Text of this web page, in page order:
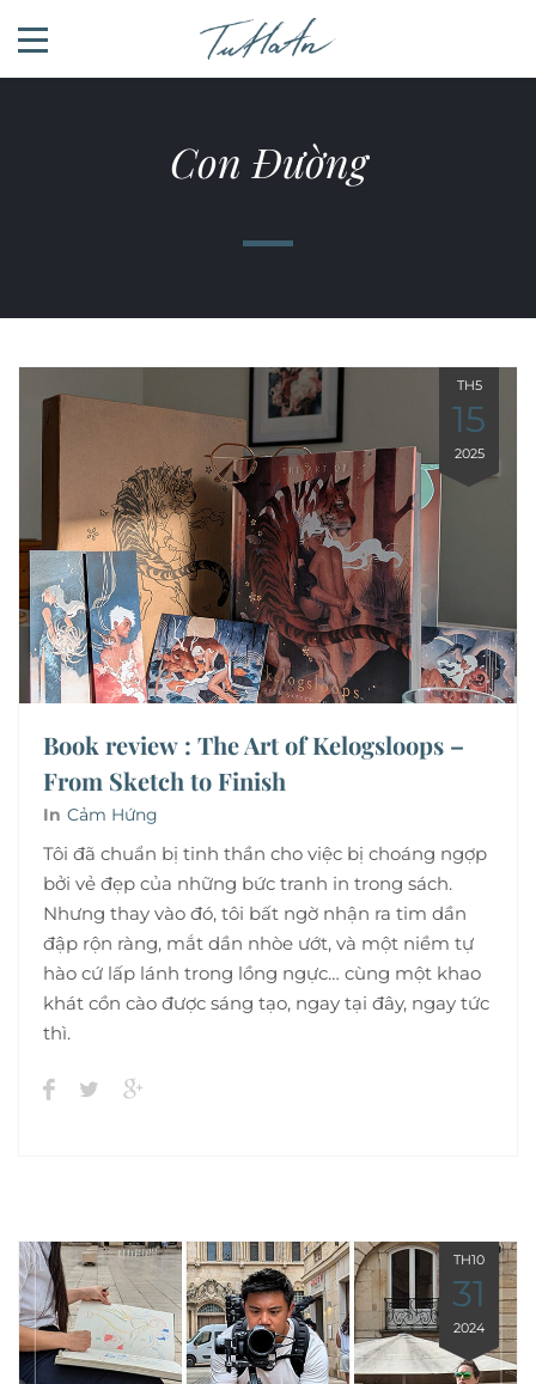
Con Đường
TH5
15
2025
Book review : The Art of Kelogsloops –
From Sketch to Finish
In Cảm Hứng
Tôi đã chuẩn bị tinh thần cho việc bị choáng ngợp
bởi vẻ đẹp của những bức tranh in trong sách.
Nhưng thay vào đó, tôi bất ngờ nhận ra tim dần
đập rộn ràng, mắt dần nhòe ướt, và một niềm tự
hào cứ lấp lánh trong lồng ngực… cùng một khao
khát cồn cào được sáng tạo, ngay tại đây, ngay tức
thì.
TH10
31
2024